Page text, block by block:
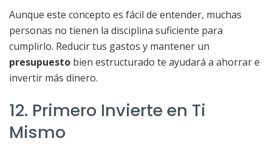
Aunque este concepto es fácil de entender, muchas
personas no tienen la disciplina suficiente para
cumplirlo. Reducir tus gastos y mantener un
presupuesto bien estructurado te ayudará a ahorrar e
invertir más dinero.
12. Primero Invierte en Ti
Mismo